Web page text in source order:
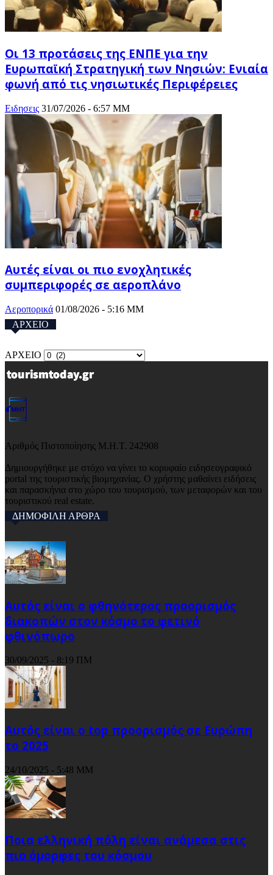
Οι 13 προτάσεις της ΕΝΠΕ για την
Ευρωπαϊκή Στρατηγική των Νησιών: Ενιαία
φωνή από τις νησιωτικές Περιφέρειες
Ειδησεις 31/07/2026 - 6:57 ΜΜ
Αυτές είναι οι πιο ενοχλητικές
συμπεριφορές σε αεροπλάνο
Αεροπορικά 01/08/2026 - 5:16 ΜΜ
ΑΡΧΕΙΟ
ΑΡΧΕΙΟ
Αριθμός Πιστοποίησης Μ.Η.Τ. 242908
Δημιουργήθηκε με στόχο να γίνει το κορυφαίο ειδησεογραφικό
portal της τουριστικής βιομηχανίας. Ο χρήστης μαθαίνει ειδήσεις
και παρασκήνια στο χώρο του τουρισμού, των μεταφορών και του
τουριστικού real estate.
ΔΗΜΟΦΙΛΗ ΑΡΘΡΑ
Αυτός είναι ο φθηνότερος προορισμός
διακοπών στον κόσμο το φετινό
φθινόπωρο
30/09/2025 - 8:19 ΠΜ
Αυτός είναι ο top προορισμός σε Ευρώπη
το 2025
24/10/2025 - 5:48 ΜΜ
Ποια ελληνική πόλη είναι ανάμεσα στις
πιο όμορφες του κόσμου